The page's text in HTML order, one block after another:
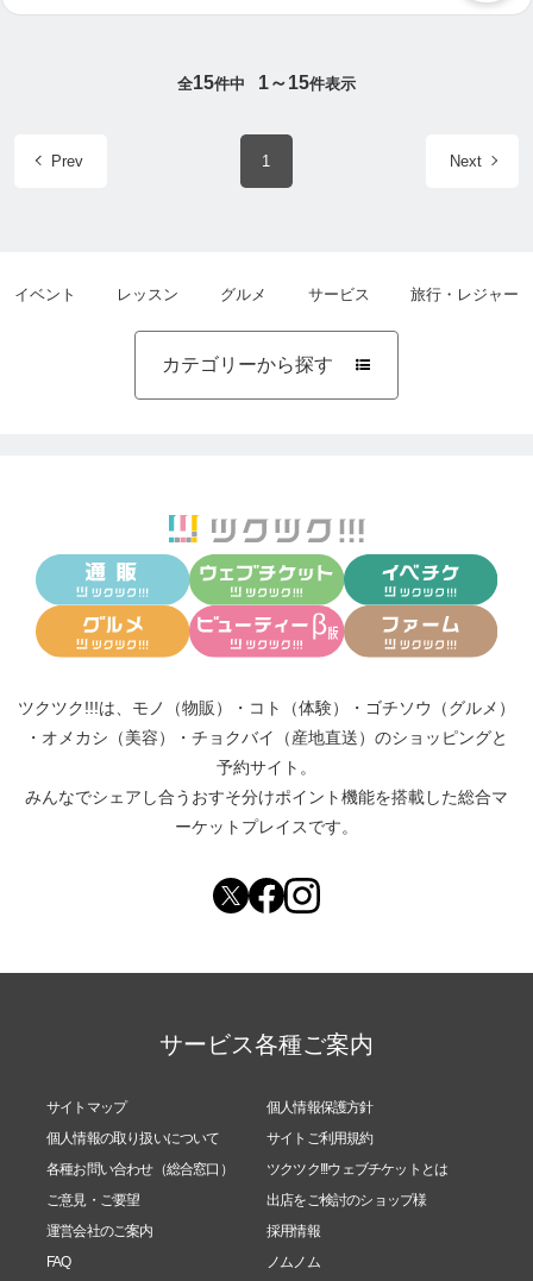
全15件中 1～15件表示
Prev 1 Next
イベント レッスン グルメ サービス 旅行・レジャー
カテゴリーから探す 
ツクツク!!!は、 モノ（物販） ・ コト（体験） ・ ゴチソウ（グルメ）
・ オメカシ（美容） ・ チョクバイ（産地直送） のショッピングと
予約サイト。
みんなでシェアし合う おすそ分けポイント機能を搭載した総合マ
ーケットプレイスです。
サービス各種ご案内
サイトマップ
個人情報保護方針
個人情報の取り扱いについて
サイトご利用規約
各種お問い合わせ（総合窓口）
ツクツク!!!ウェブチケットとは
ご意見・ご要望
出店をご検討のショップ様
運営会社のご案内
採用情報
FAQ
ノムノム